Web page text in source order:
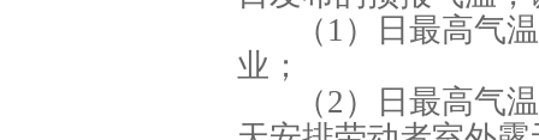
（1）日最高气
业；
（2）日最高气